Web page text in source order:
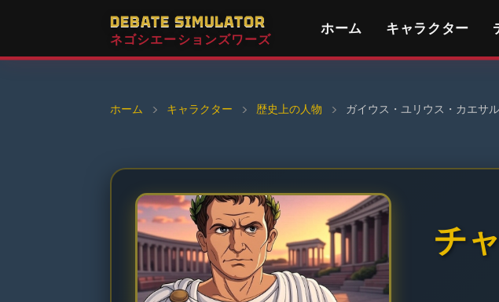
DEBATE SIMULATOR
ネゴシエーションズワーズ
ホーム キャラクター
ホーム › キャラクター › 歴史上の人物 › ガイウス・ユリウス・カエサル
チ